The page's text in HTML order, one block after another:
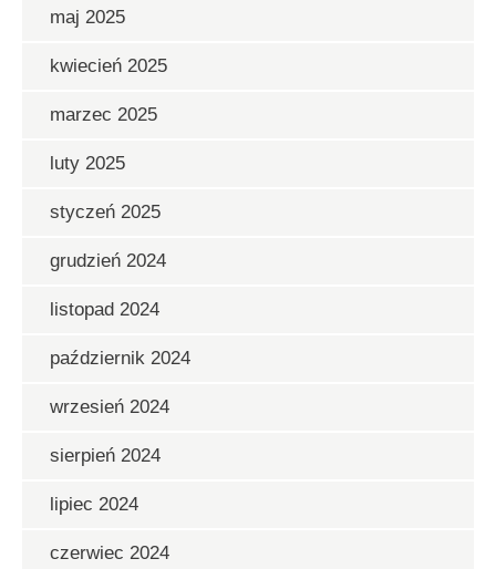
maj 2025
kwiecień 2025
marzec 2025
luty 2025
styczeń 2025
grudzień 2024
listopad 2024
październik 2024
wrzesień 2024
sierpień 2024
lipiec 2024
czerwiec 2024